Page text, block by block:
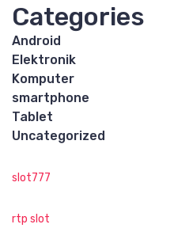
Categories
Android
Elektronik
Komputer
smartphone
Tablet
Uncategorized
slot777
rtp slot